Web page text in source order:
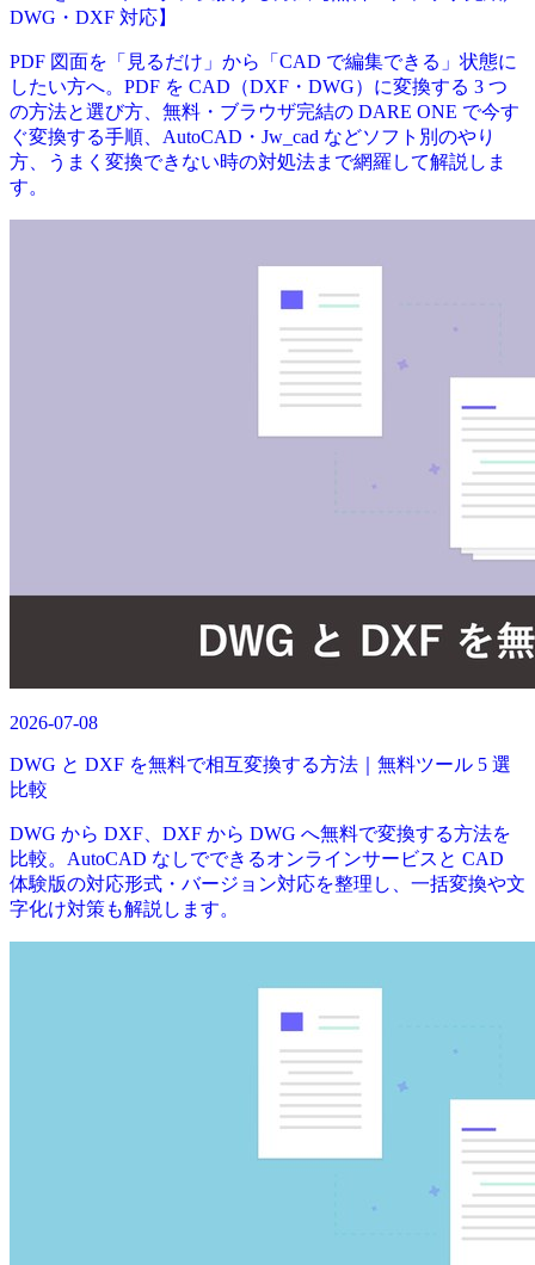
DWG・DXF 対応】
PDF 図面を「見るだけ」から「CAD で編集できる」状態に
したい方へ。PDF を CAD（DXF・DWG）に変換する 3 つ
の方法と選び方、無料・ブラウザ完結の DARE ONE で今す
ぐ変換する手順、AutoCAD・Jw_cad などソフト別のやり
方、うまく変換できない時の対処法まで網羅して解説しま
す。
2026-07-08
DWG と DXF を無料で相互変換する方法｜無料ツール 5 選
比較
DWG から DXF、DXF から DWG へ無料で変換する方法を
比較。AutoCAD なしでできるオンラインサービスと CAD
体験版の対応形式・バージョン対応を整理し、一括変換や文
字化け対策も解説します。